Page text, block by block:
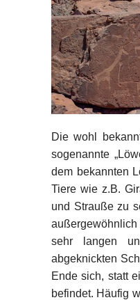
Die wohl
sogenannte
dem bekannten
Tiere wie z.B.
und Strauße zu
sehr langen
abgeknickten
Ende sich, statt
befindet. Häufig